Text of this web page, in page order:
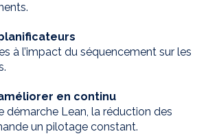
à l’impact du séquencement sur les
en continu
démarche Lean, la réduction des
un pilotage constant.